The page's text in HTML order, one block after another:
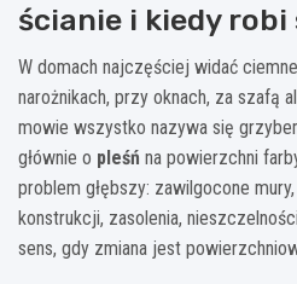
ścianie i kiedy robi
W domach najczęściej widać
narożnikach, przy oknach, za szafą
mowie wszystko nazywa się
głównie o pleśń na powierzchni
problem głębszy: zawilgocone
konstrukcji, zasolenia,
sens, gdy zmiana jest